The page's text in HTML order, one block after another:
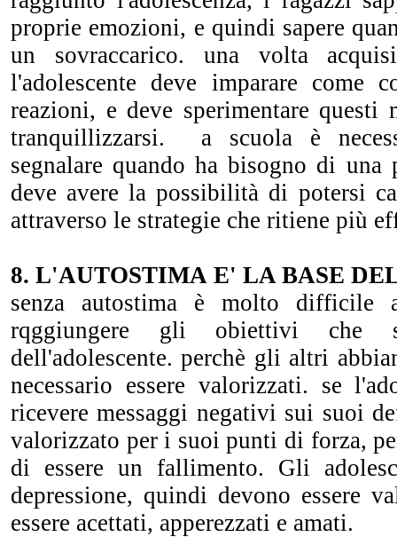
proprie emozioni, e quindi sapere
un sovraccarico. una volta
l'adolescente deve imparare come
reazioni, e deve sperimentare questi
tranquillizzarsi. a scuola è
segnalare quando ha bisogno di una
deve avere la possibilità di potersi
attraverso le strategie che ritiene più
8. L'AUTOSTIMA E' LA BASE
senza autostima è molto difficile
rqggiungere gli obiettivi che
dell'adolescente. perchè gli altri
necessario essere valorizzati. se
ricevere messaggi negativi sui suoi
valorizzato per i suoi punti di forza,
di essere un fallimento. Gli
depressione, quindi devono essere
essere acettati, apperezzati e amati.